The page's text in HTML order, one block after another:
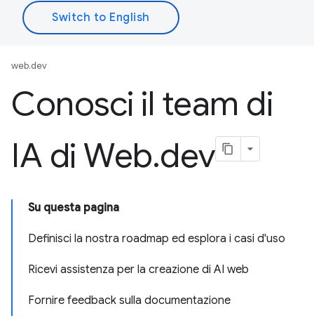
web.dev
Conosci il team di
IA di Web.dev
Su questa pagina
Definisci la nostra roadmap ed esplora i casi d'uso
Ricevi assistenza per la creazione di AI web
Fornire feedback sulla documentazione